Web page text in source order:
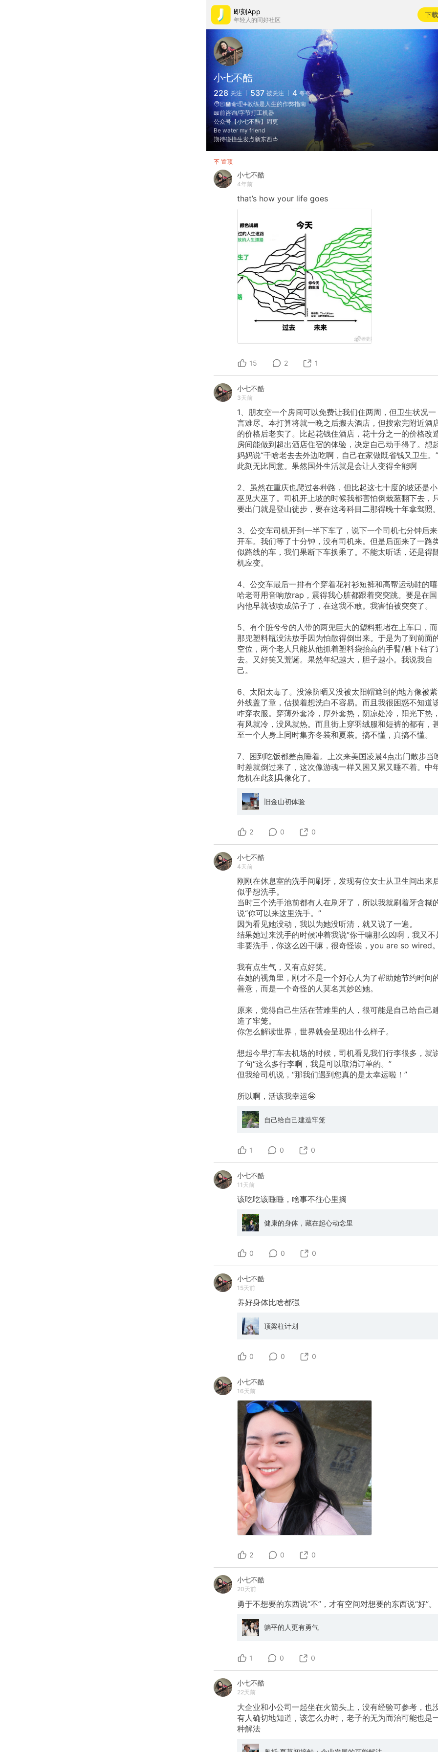
即刻App
年轻人的同好社区
下载
小七不酷
228 关注 537 被关注 4 夸夸
🧑🏻‍🏫命理➕教练是人生的作弊指南
📖前咨询/字节打工机器
公众号【小七不酷】周更
Be water my friend
期待碰撞生发点新东西🍅
置顶
小七不酷
4年前
that’s how your life goes
15 2 1
小七不酷
3天前
1、朋友空一个房间可以免费让我们住两周，但卫生状况一
言难尽。本打算将就一晚之后搬去酒店，但搜索完附近酒
的价格后老实了。比起花钱住酒店，花十分之一的价格改
房间能做到超出酒店住宿的体验，决定自己动手得了。想
妈妈说“干啥老去去外边吃啊，自己在家做既省钱又卫生。”
此刻无比同意。果然国外生活就是会让人变得全能啊
2、虽然在重庆也爬过各种路，但比起这七十度的坡还是小
巫见大巫了。司机开上坡的时候我都害怕倒栽葱翻下去，
要出门就是登山徒步，要在这考科目二那得晚十年拿驾照
3、公交车司机开到一半下车了，说下一个司机七分钟后来
开车。我们等了十分钟，没有司机来。但是后面来了一路
似路线的车，我们果断下车换乘了。不能太听话，还是得
机应变。
4、公交车最后一排有个穿着花衬衫短裤和高帮运动鞋的嘻
哈老哥用音响放rap，震得我心脏都跟着突突跳。要是在国
内他早就被喷成筛子了，在这我不敢。我害怕被突突了。
5、有个脏兮兮的人带的两兜巨大的塑料瓶堵在上车口，而
那兜塑料瓶没法放手因为怕散得倒出来。于是为了到前面
空位，两个老人只能从他抓着塑料袋抬高的手臂/腋下钻了
去。又好笑又荒诞。果然年纪越大，胆子越小。我说我自
己。
6、太阳太毒了。没涂防晒又没被太阳帽遮到的地方像被紫
外线盖了章，估摸着想洗白不容易。而且我很困惑不知道
咋穿衣服。穿薄外套冷，厚外套热，阴凉处冷，阳光下热
有风就冷，没风就热。而且街上穿羽绒服和短裤的都有，
至一个人身上同时集齐冬装和夏装。搞不懂，真搞不懂。
7、困到吃饭都差点睡着。上次来美国凌晨4点出门散步当
时差就倒过来了，这次像游魂一样又困又累又睡不着。中
危机在此刻具像化了。
旧金山初体验
2 0 0
小七不酷
4天前
刚刚在休息室的洗手间刷牙，发现有位女士从卫生间出来
似乎想洗手。
当时三个洗手池前都有人在刷牙了，所以我就刷着牙含糊
说“你可以来这里洗手。”
因为看见她没动，我以为她没听清，就又说了一遍。
结果她过来洗手的时候冲着我说“你干嘛那么凶啊，我又不
非要洗手，你这么凶干嘛，很奇怪诶，you are so wired
我有点生气，又有点好笑。
在她的视角里，刚才不是一个好心人为了帮助她节约时间
善意，而是一个奇怪的人莫名其妙凶她。
原来，觉得自己生活在苦难里的人，很可能是自己给自己
造了牢笼。
你怎么解读世界，世界就会呈现出什么样子。
想起今早打车去机场的时候，司机看见我们行李很多，就
了句“这么多行李啊，我是可以取消订单的。”
但我给司机说，“那我们遇到您真的是太幸运啦！”
所以啊，活该我幸运🤪
自己给自己建造牢笼
1 0 0
小七不酷
11天前
该吃吃该睡睡，啥事不往心里搁
健康的身体，藏在起心动念里
0 0 0
小七不酷
15天前
养好身体比啥都强
顶梁柱计划
0 0 0
小七不酷
16天前
2 0 0
小七不酷
20天前
勇于不想要的东西说“不”，才有空间对想要的东西说“好”。
躺平的人更有勇气
1 0 0
小七不酷
22天前
大企业和小公司一起坐在火箭头上，没有经验可参考，也
有人确切地知道，该怎么办时，老子的无为而治可能也是
种解法